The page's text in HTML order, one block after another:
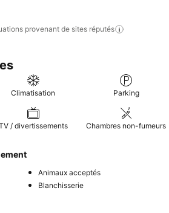
provenant de sites réputés
Climatisation Parking
/ divertissements Chambres non-fumeurs
Animaux acceptés
Blanchisserie